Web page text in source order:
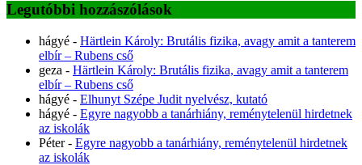
Legutóbbi hozzászólások
hágyé - Härtlein Károly: Brutális fizika, avagy amit a tanterem
elbír – Rubens cső
geza - Härtlein Károly: Brutális fizika, avagy amit a tanterem
elbír – Rubens cső
hágyé - Elhunyt Szépe Judit nyelvész, kutató
hágyé - Egyre nagyobb a tanárhiány, reménytelenül hirdetnek
az iskolák
Péter- Egyre nagyobb a tanárhiány, reménytelenül hirdetnek
az iskolák